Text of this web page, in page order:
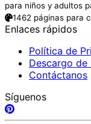
para niños y adultos
1462 páginas para
Enlaces rápidos
Política de
Descargo de
Contáctanos
Síguenos